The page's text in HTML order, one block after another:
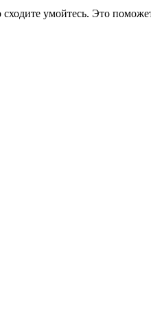
умойтесь. Это